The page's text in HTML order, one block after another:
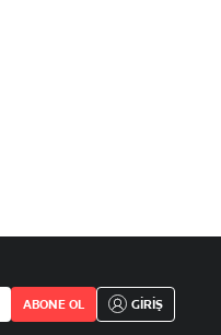
ABONE OL GİRİŞ